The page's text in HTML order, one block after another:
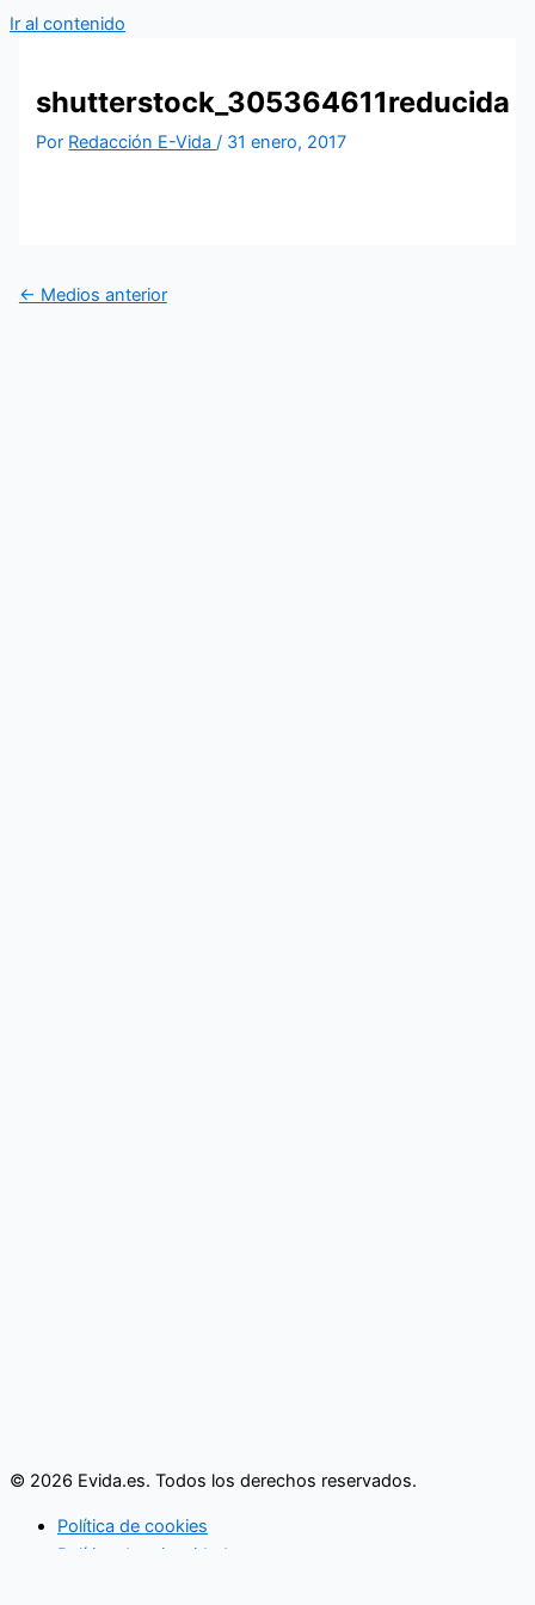
Ir al contenido
shutterstock_305364611reducida
Por Redacción E-Vida/ 31 enero, 2017
← Medios anterior
© 2026 Evida.es. Todos los derechos reservados.
Política de cookies
Política de privacidad